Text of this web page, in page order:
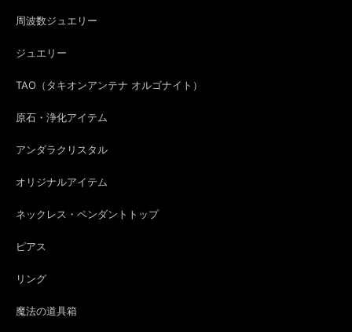
これは1本目のブルーロータスとはまた違っていて、白檀のような気品のあ
が、今回は私好みにスルスルと塗れました。ありがとうございました。 地
震を気遣うメッセージまでいただきまして、心から感謝申し上げます。
品のある香りで素敵な女性になった気分になります♡ かくのごとく生きま
す。(笑)
周波数ジュエリー
ジュエリー
TAO（タキオンアンテナ オルゴナイト）
原石・浄化アイテム
アンダラクリスタル
オリジナルアイテム
ネックレス・ペンダントトップ
ピアス
リング
魔法の道具箱